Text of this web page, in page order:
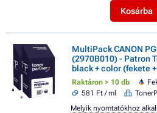
Kosárba
MultiPack CANON
(2970B010) - Patron
black + color (fekete
Raktáron > 10 db
581 Ft / ml
Melyik nyomtatókhoz